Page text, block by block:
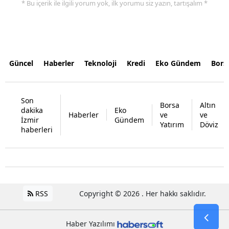
* Bu içerik ile ilgili yorum yok, ilk yorumu siz yazın, tartışalım *
Güncel Haberler Teknoloji Kredi Eko Gündem
Son
dakika
İzmir
haberleri
Haberler
Eko
Gündem
Borsa
ve
Yatırım
Altın
ve
Döviz
RSS Copyright © 2026 . Her hakkı saklıdır.
Haber Yazılımı